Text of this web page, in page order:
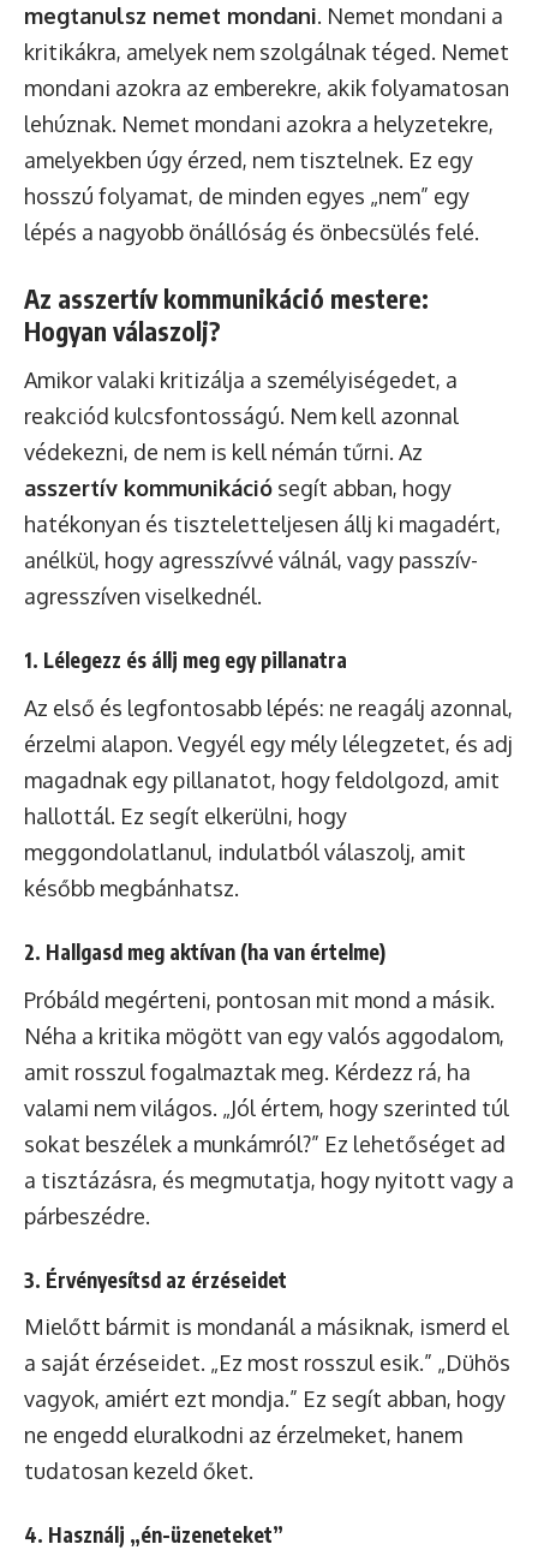
megtanulsz nemet mondani. Nemet mondani a
kritikákra, amelyek nem szolgálnak téged. Nemet
mondani azokra az emberekre, akik folyamatosan
lehúznak. Nemet mondani azokra a helyzetekre,
amelyekben úgy érzed, nem tisztelnek. Ez egy
hosszú folyamat, de minden egyes „nem” egy
lépés a nagyobb önállóság és önbecsülés felé.
Az asszertív kommunikáció mestere:
Hogyan válaszolj?
Amikor valaki kritizálja a személyiségedet, a
reakciód kulcsfontosságú. Nem kell azonnal
védekezni, de nem is kell némán tűrni. Az
asszertív kommunikáció segít abban, hogy
hatékonyan és tiszteletteljesen állj ki magadért,
anélkül, hogy agresszívvé válnál, vagy passzív-
agresszíven viselkednél.
1. Lélegezz és állj meg egy pillanatra
Az első és legfontosabb lépés: ne reagálj azonnal,
érzelmi alapon. Vegyél egy mély lélegzetet, és adj
magadnak egy pillanatot, hogy feldolgozd, amit
hallottál. Ez segít elkerülni, hogy
meggondolatlanul, indulatból válaszolj, amit
később megbánhatsz.
2. Hallgasd meg aktívan (ha van értelme)
Próbáld megérteni, pontosan mit mond a másik.
Néha a kritika mögött van egy valós aggodalom,
amit rosszul fogalmaztak meg. Kérdezz rá, ha
valami nem világos. „Jól értem, hogy szerinted túl
sokat beszélek a munkámról?” Ez lehetőséget ad
a tisztázásra, és megmutatja, hogy nyitott vagy a
párbeszédre.
3. Érvényesítsd az érzéseidet
Mielőtt bármit is mondanál a másiknak, ismerd el
a saját érzéseidet. „Ez most rosszul esik.” „Dühös
vagyok, amiért ezt mondja.” Ez segít abban, hogy
ne engedd eluralkodni az érzelmeket, hanem
tudatosan kezeld őket.
4. Használj „én-üzeneteket”